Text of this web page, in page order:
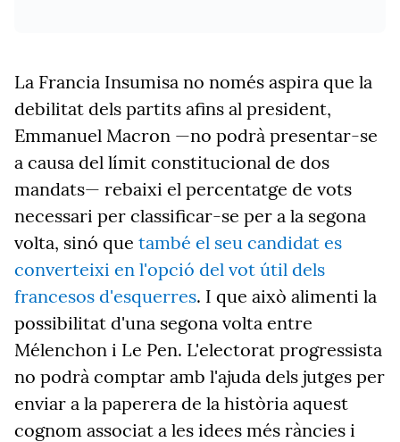
La Francia Insumisa no només aspira que la
debilitat dels partits afins al president,
Emmanuel Macron —no podrà presentar-se
a causa del límit constitucional de dos
mandats— rebaixi el percentatge de vots
necessari per classificar-se per a la segona
volta, sinó que també el seu candidat es
converteixi en l'opció del vot útil dels
francesos d'esquerres. I que això alimenti la
possibilitat d'una segona volta entre
Mélenchon i Le Pen. L'electorat progressista
no podrà comptar amb l'ajuda dels jutges per
enviar a la paperera de la història aquest
cognom associat a les idees més ràncies i